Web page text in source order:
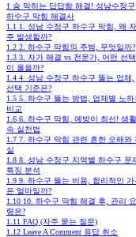
1 숨 막히는 답답함 해결! 성남수정구
하수구 막힘 해결사
1.1 1. 성남 수정구 하수구 막힘, 왜 자
주 발생할까?
1.2 2. 하수구 막힘의 주범, 무엇일까?
1.3 3. 자가 해결 vs 전문가, 어떤 선택
이 옳을까?
1.4 4. 성남 수정구 하수구 뚫는 업체,
선택 기준은?
1.5 5. 하수구 뚫는 방법, 업체별 노하
비교
1.6 6. 하수구 막힘, 예방이 최선! 생활
속 실천법
1.7 7. 하수구 막힘 관련 흔한 오해와
실
1.8 8. 성남 수정구 지역별 하수구 문
특징 분석
1.9 9. 하수구 뚫는 비용, 합리적인 가
은 얼마일까?
1.10 10. 하수구 막힘 해결 후, 관리 요
령은?
1.11 FAQ (자주 묻는 질문)
1.12 Leave A Comment 응답 취소